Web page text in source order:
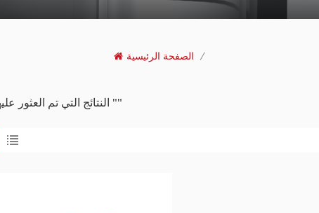
الصفحة الرئيسية /
1 النتائج التي تم العثور عليها ل ""